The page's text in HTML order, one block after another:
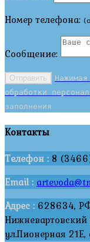
Номер телефона:
Сообщение:
Отправить
обработки
заполнения
Контакты
Телефон : 8
Email :
Адрес : 628634,
Нижневартовский
ул.Пионерная